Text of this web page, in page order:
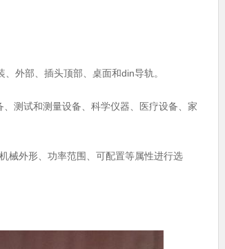
外部、插头顶部、桌面和din导轨。
测试和测量设备、科学仪器、医疗设备、家
械外形、功率范围、可配置等属性进行选